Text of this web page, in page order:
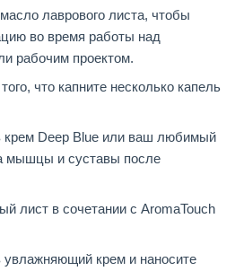
лаврового листа, чтобы
во время работы над
рабочим проектом.
что капните несколько капель
крем Deep Blue или ваш любимый
мышцы и суставы после
лист в сочетании с AromaTouch
увлажняющий крем и наносите